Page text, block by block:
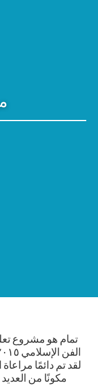
الفن الإسلامي ٢٠١٥- ٢٠١٨ لتطوير مواد للتعليم الثقافي
مكونًا من